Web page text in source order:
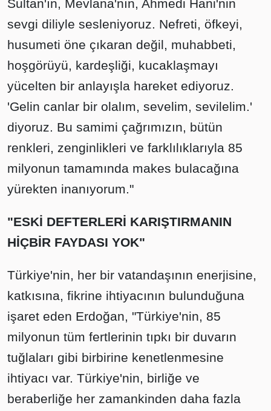
Sultan'ın, Mevlana'nın, Ahmedi Hani'nin
sevgi diliyle sesleniyoruz. Nefreti, öfkeyi,
husumeti öne çıkaran değil, muhabbeti,
hoşgörüyü, kardeşliği, kucaklaşmayı
yücelten bir anlayışla hareket ediyoruz.
'Gelin canlar bir olalım, sevelim, sevilelim.'
diyoruz. Bu samimi çağrımızın, bütün
renkleri, zenginlikleri ve farklılıklarıyla 85
milyonun tamamında makes bulacağına
yürekten inanıyorum."
"ESKİ DEFTERLERİ KARIŞTIRMANIN
HİÇBİR FAYDASI YOK"
Türkiye'nin, her bir vatandaşının enerjisine,
katkısına, fikrine ihtiyacının bulunduğuna
işaret eden Erdoğan, "Türkiye'nin, 85
milyonun tüm fertlerinin tıpkı bir duvarın
tuğlaları gibi birbirine kenetlenmesine
ihtiyacı var. Türkiye'nin, birliğe ve
beraberliğe her zamankinden daha fazla